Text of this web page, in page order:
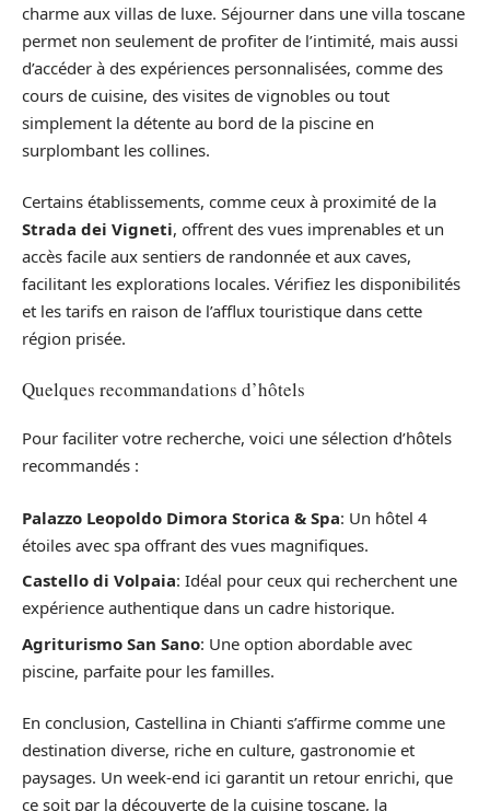
charme aux villas de luxe. Séjourner dans une villa toscane
permet non seulement de profiter de l’intimité, mais aussi
d’accéder à des expériences personnalisées, comme des
cours de cuisine, des visites de vignobles ou tout
simplement la détente au bord de la piscine en
surplombant les collines.
Certains établissements, comme ceux à proximité de la
Strada dei Vigneti, offrent des vues imprenables et un
accès facile aux sentiers de randonnée et aux caves,
facilitant les explorations locales. Vérifiez les disponibilités
et les tarifs en raison de l’afflux touristique dans cette
région prisée.
Quelques recommandations d’hôtels
Pour faciliter votre recherche, voici une sélection d’hôtels
recommandés :
Palazzo Leopoldo Dimora Storica & Spa: Un hôtel 4
étoiles avec spa offrant des vues magnifiques.
Castello di Volpaia: Idéal pour ceux qui recherchent une
expérience authentique dans un cadre historique.
Agriturismo San Sano: Une option abordable avec
piscine, parfaite pour les familles.
En conclusion, Castellina in Chianti s’affirme comme une
destination diverse, riche en culture, gastronomie et
paysages. Un week-end ici garantit un retour enrichi, que
ce soit par la découverte de la cuisine toscane, la